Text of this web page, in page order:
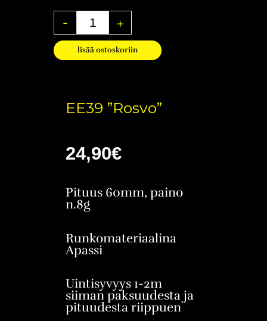
- +
lisää ostoskoriin
EE39 ”Rosvo”
24,90€
Pituus 60mm, paino
n.8g
Runkomateriaalina
Apassi
Uintisyvyys 1-2m
siiman paksuudesta ja
pituudesta riippuen